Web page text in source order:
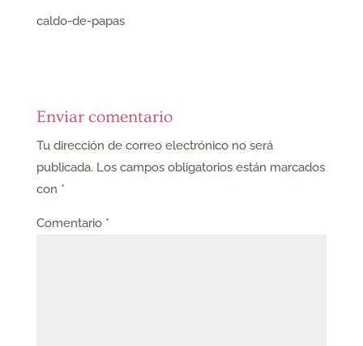
caldo-de-papas
Enviar comentario
Tu dirección de correo electrónico no será
publicada. Los campos obligatorios están marcados
con *
Comentario *